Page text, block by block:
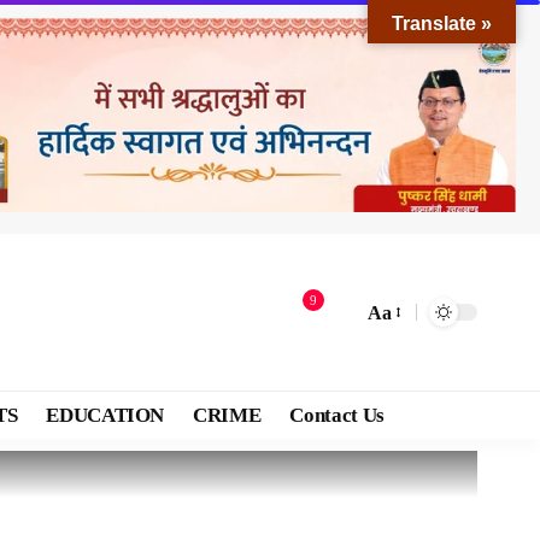
9
Aa
EDUCATION CRIME Contact Us
Translate »